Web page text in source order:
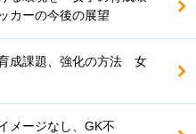
カーの今後の展望
育成課題、強化の方法 女
メージなし、GK不